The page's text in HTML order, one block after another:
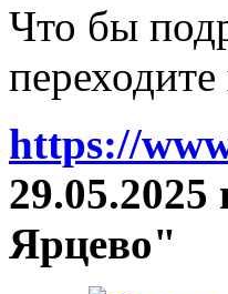
Что бы
https://
Ярцево"